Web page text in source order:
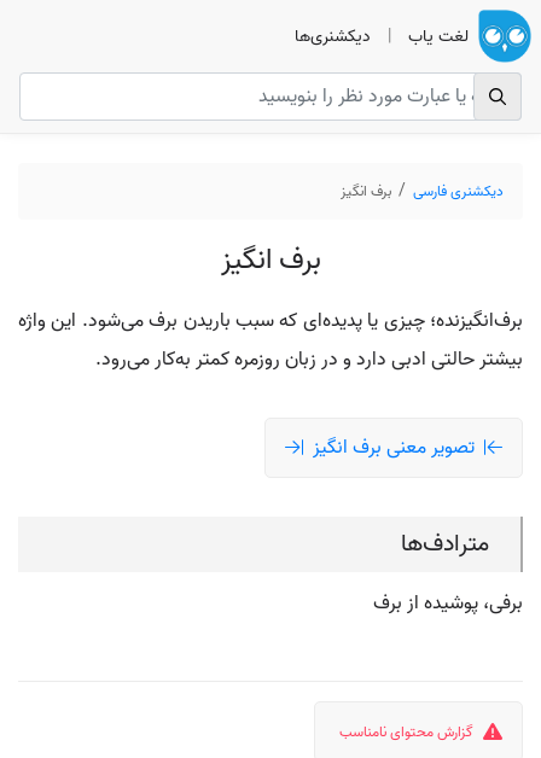
لغت یاب | دیکشنری‌ها
دیکشنری فارسی برف انگیز
برف انگیز
برف‌انگیزنده؛ چیزی یا پدیده‌ای که سبب باریدن برف می‌شود. این واژه
بیشتر حالتی ادبی دارد و در زبان روزمره کمتر به‌کار می‌رود.
تصویر معنی برف انگیز
مترادف‌ها
برفی، پوشیده از برف
گزارش محتوای نامناسب